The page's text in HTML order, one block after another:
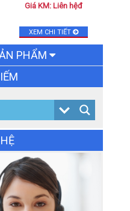
Giá KM: Liên hệđ
XEM CHI TIẾT
PHẨM